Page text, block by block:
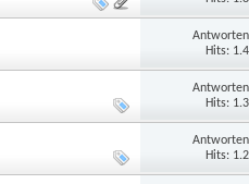
Hits:
Hits:
Hits: